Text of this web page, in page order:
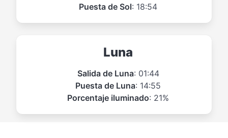
Puesta de Sol: 18:54
Luna
Salida de Luna: 01:44
Puesta de Luna: 14:55
Porcentaje iluminado: 21%